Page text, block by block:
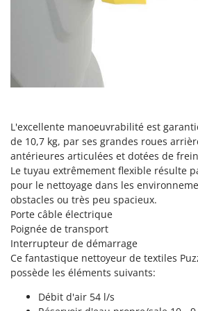
Pulvérisateurs
Rafraîchisseurs d'air par
Rampes de chargement en
Râteaux pour tracteur
Remplisseuses
Robots nettoyeurs de piscine
Robots Tondeuses
Rogneuses de souches
Rouleaux pour tracteur
S
Scies à os
Scies à Ruban
H
Henx
HiKOKI
Honda
I
Idromatic
Il-Tec
Imperia
Infaco
Intec
L'excellente manoeuvrabilité est
de 10,7 kg, par ses grandes roues
antérieures articulées et dotées de
Le tuyau extrêmement flexible résulte
pour le nettoyage dans les
obstacles ou très peu spacieux.
Porte câble électrique
Poignée de transport
Interrupteur de démarrage
Ce fantastique nettoyeur de textiles
possède les éléments suivants:
Débit d'air 54 l/s